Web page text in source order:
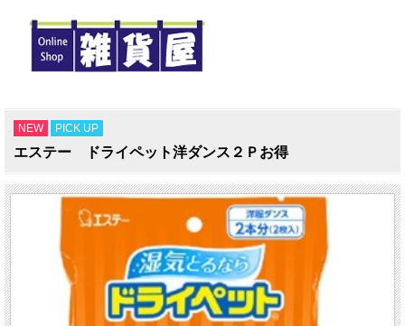
NEW PICK UP
エステー ドライペット洋ダンス２Ｐお得